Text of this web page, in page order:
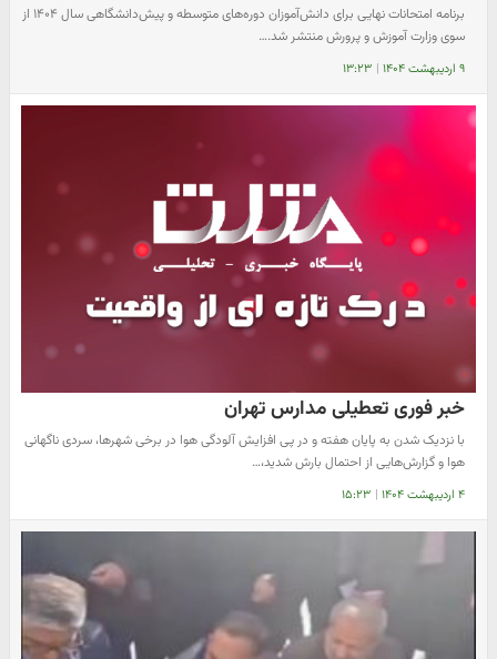
برنامه امتحانات نهایی برای دانش‌آموزان دوره‌های متوسطه و پیش‌دانشگاهی سال ۱۴۰۴ از
سوی وزارت آموزش و پرورش منتشر شد.…
۹ اردیبهشت ۱۴۰۴ | ۱۳:۲۳
خبر فوری تعطیلی مدارس تهران
با نزدیک شدن به پایان هفته و در پی افزایش آلودگی هوا در برخی شهرها، سردی ناگهانی
هوا و گزارش‌هایی از احتمال بارش شدید،…
۴ اردیبهشت ۱۴۰۴ | ۱۵:۲۳